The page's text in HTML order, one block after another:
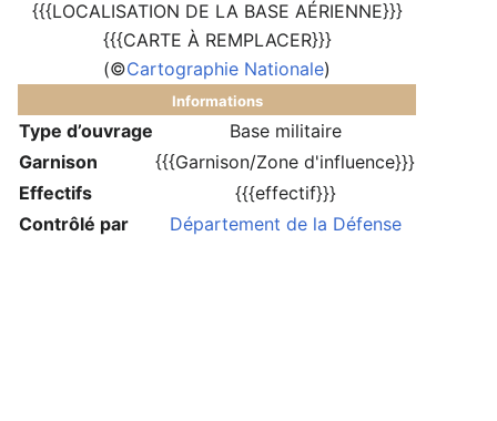
{{{LOCALISATION DE LA BASE AÉRIENNE}}}
{{{CARTE À REMPLACER}}}
(©Cartographie Nationale)
Informations
Type d’ouvrage
Base militaire
Garnison
{{{Garnison/Zone d'influence}}}
Effectifs
{{{effectif}}}
Contrôlé par
Département de la Défense